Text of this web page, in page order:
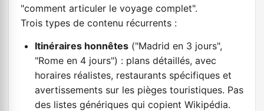
"comment articuler le voyage complet".
Trois types de contenu récurrents :
Itinéraires honnêtes ("Madrid en 3 jours",
"Rome en 4 jours") : plans détaillés, avec
horaires réalistes, restaurants spécifiques et
avertissements sur les pièges touristiques. Pas
des listes génériques qui copient Wikipédia.